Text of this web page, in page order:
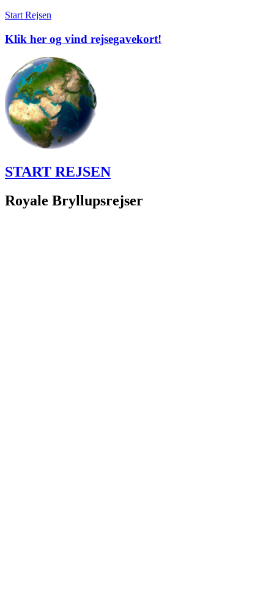
Start Rejsen
Klik her og vind rejsegavekort!
START REJSEN
Royale Bryllupsrejser